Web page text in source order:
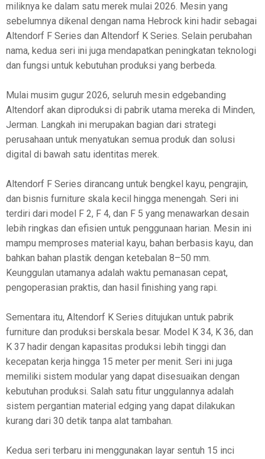
miliknya ke dalam satu merek mulai 2026. Mesin yang
sebelumnya dikenal dengan nama Hebrock kini hadir sebagai
Altendorf F Series dan Altendorf K Series. Selain perubahan
nama, kedua seri ini juga mendapatkan peningkatan teknologi
dan fungsi untuk kebutuhan produksi yang berbeda.
Mulai musim gugur 2026, seluruh mesin edgebanding
Altendorf akan diproduksi di pabrik utama mereka di Minden,
Jerman. Langkah ini merupakan bagian dari strategi
perusahaan untuk menyatukan semua produk dan solusi
digital di bawah satu identitas merek.
Altendorf F Series dirancang untuk bengkel kayu, pengrajin,
dan bisnis furniture skala kecil hingga menengah. Seri ini
terdiri dari model F 2, F 4, dan F 5 yang menawarkan desain
lebih ringkas dan efisien untuk penggunaan harian. Mesin ini
mampu memproses material kayu, bahan berbasis kayu, dan
bahkan bahan plastik dengan ketebalan 8–50 mm.
Keunggulan utamanya adalah waktu pemanasan cepat,
pengoperasian praktis, dan hasil finishing yang rapi.
Sementara itu, Altendorf K Series ditujukan untuk pabrik
furniture dan produksi berskala besar. Model K 34, K 36, dan
K 37 hadir dengan kapasitas produksi lebih tinggi dan
kecepatan kerja hingga 15 meter per menit. Seri ini juga
memiliki sistem modular yang dapat disesuaikan dengan
kebutuhan produksi. Salah satu fitur unggulannya adalah
sistem pergantian material edging yang dapat dilakukan
kurang dari 30 detik tanpa alat tambahan.
Kedua seri terbaru ini menggunakan layar sentuh 15 inci